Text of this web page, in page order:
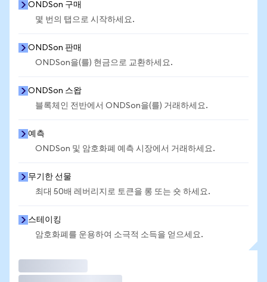
ONDSon 구매
몇 번의 탭으로 시작하세요.
ONDSon 판매
ONDSon을(를) 현금으로 교환하세요.
ONDSon 스왑
블록체인 전반에서 ONDSon을(를) 거래하세요.
예측
ONDSon 및 암호화폐 예측 시장에서 거래하세요.
무기한 선물
최대 50배 레버리지로 토큰을 롱 또는 숏 하세요.
스테이킹
암호화폐를 운용하여 소극적 소득을 얻으세요.